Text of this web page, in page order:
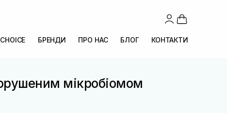
БРЕНДИ ПРО НАС БЛОГ КОНТАКТИ
мікробіомом